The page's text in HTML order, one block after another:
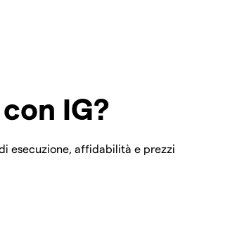
IG?
esecuzione, affidabilità e prezzi